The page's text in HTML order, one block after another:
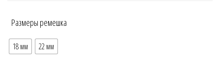
Размеры ремешка
18 мм 22 мм